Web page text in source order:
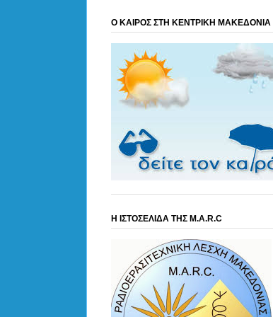
Ο ΚΑΙΡΟΣ ΣΤΗ ΚΕΝΤΡΙΚΗ ΜΑΚΕΔΟΝΙΑ
Η ΙΣΤΟΣΕΛΙΔΑ ΤΗΣ M.A.R.C